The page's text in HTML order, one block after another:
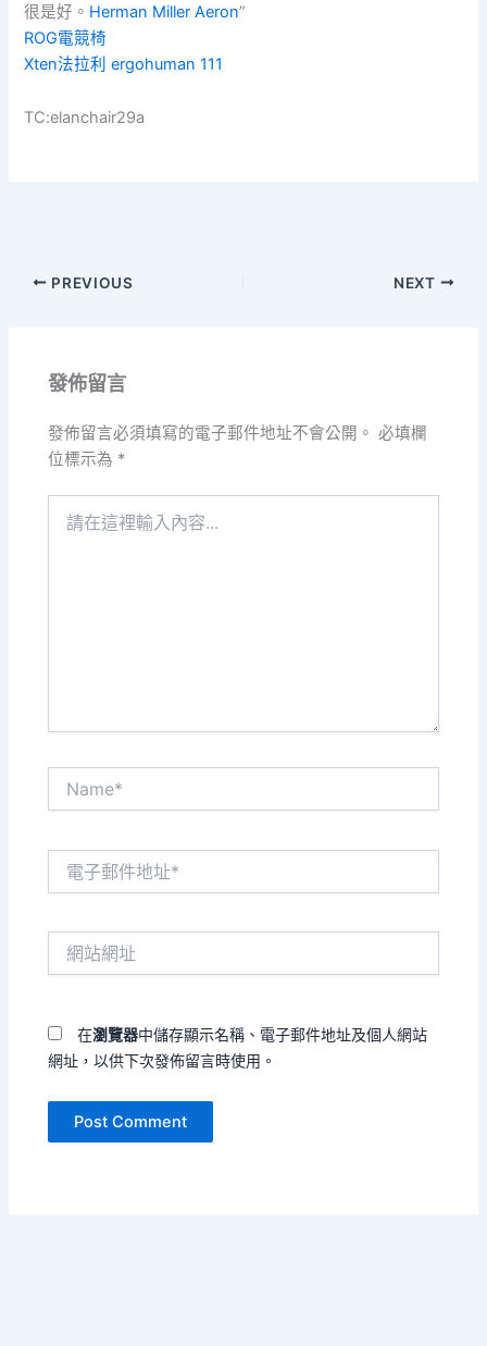
很是好。 Herman Miller Aeron”
ROG電競椅
Xten法拉利 ergohuman 111
TC:elanchair29a
PREVIOUS NEXT
發佈留言
發佈留言必須填寫的電子郵件地址不會公開。 必填欄
位標示為 *
在瀏覽器中儲存顯示名稱、電子郵件地址及個人網站
網址，以供下次發佈留言時使用。